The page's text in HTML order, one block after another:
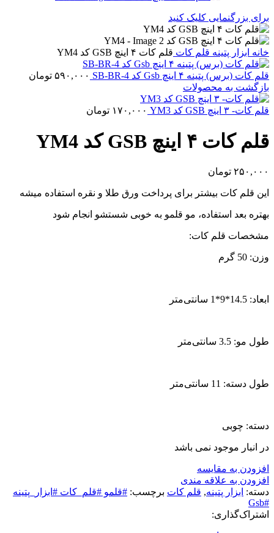
برای بزرگنمایی کلیک کنید
خانه ابزار پتینه قلم کات قلم کات ۴ اینچ GSB کد YM4
قلم کات (برس) پتینه ۴ اینچ Gsb کد SB-BR-4 ۵۹۰,۰۰۰ تومان
بازگشت به محصولات
قلم کات- ۳ اینچ GSB کد YM3 ۱۷۰,۰۰۰ تومان
قلم کات ۴ اینچ GSB کد YM4
۲۵۰,۰۰۰ تومان
این قلم کات بیشتر برای پرداخت ورق طلا و نقره استفاده میشه
بهتره بعد استفاده، مو قلمو به خوبی شستشو انجام شود
مشخصات قلم کات:
وزن: 50 گرم
ابعاد: 14.5*9*1 سانتی‌متر
طول مو: 3.5 سانتی‌متر
طول دسته: 11 سانتی‌متر
دسته: چوبی
در انبار موجود نمی باشد
افزودن به مقایسه
افزودن به علاقه مندی
دسته: ابزار پتینه, قلم کات برچسب: #قلمو #قلم_کات #ابزار_پتینه
#Gsb
اشتراک‌گذاری: